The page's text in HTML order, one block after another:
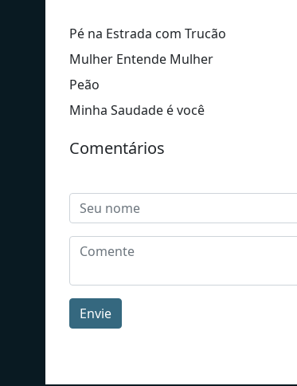
Pé na Estrada com Trucão
Mulher Entende Mulher
Peão
Minha Saudade é você
Comentários
Envie